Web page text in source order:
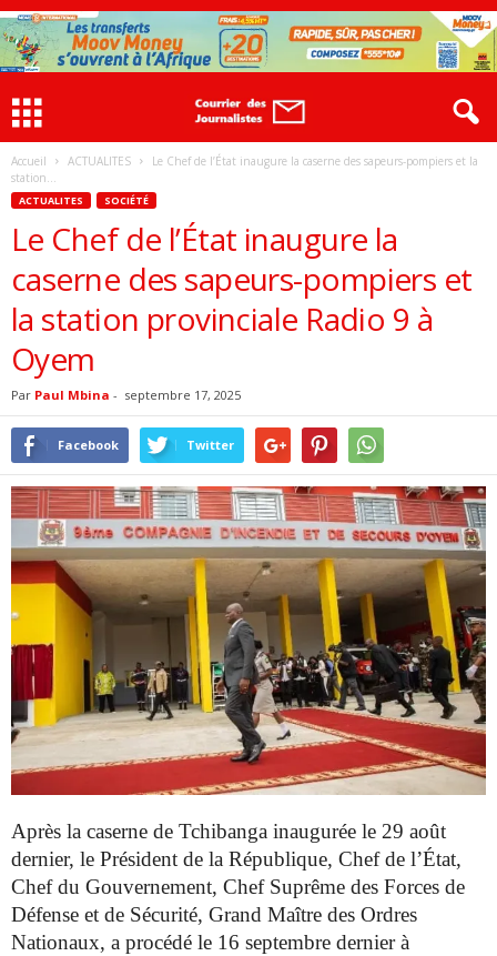
Accueil ACTUALITES
Le Chef de l’État inaugure la caserne des sapeurs-pompiers et la
station...
ACTUALITES SOCIÉTÉ
Le Chef de l’État inaugure la
caserne des sapeurs-pompiers et
la station provinciale Radio 9 à
Oyem
Par Paul Mbina - septembre 17, 2025
Facebook Twitter
Après la caserne de Tchibanga inaugurée le 29 août
dernier, le Président de la République, Chef de l’État,
Chef du Gouvernement, Chef Suprême des Forces de
Défense et de Sécurité, Grand Maître des Ordres
Nationaux, a procédé le 16 septembre dernier à